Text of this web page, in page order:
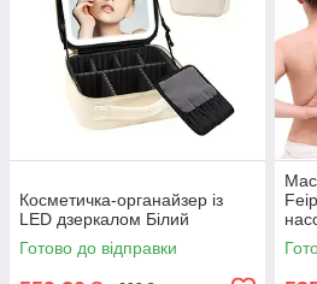
Косметичка-органайзер із
LED дзеркалом Білий
Готово до відправки